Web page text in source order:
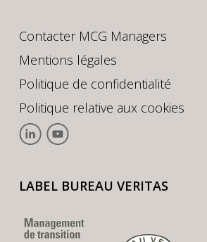
Contacter MCG Managers
Mentions légales
Politique de confidentialité
Politique relative aux cookies
LABEL BUREAU VERITAS